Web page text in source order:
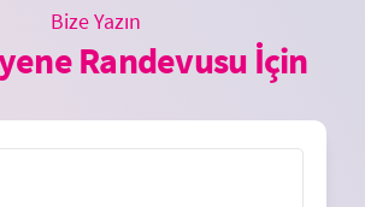
Bize Yazın
Randevusu İçin